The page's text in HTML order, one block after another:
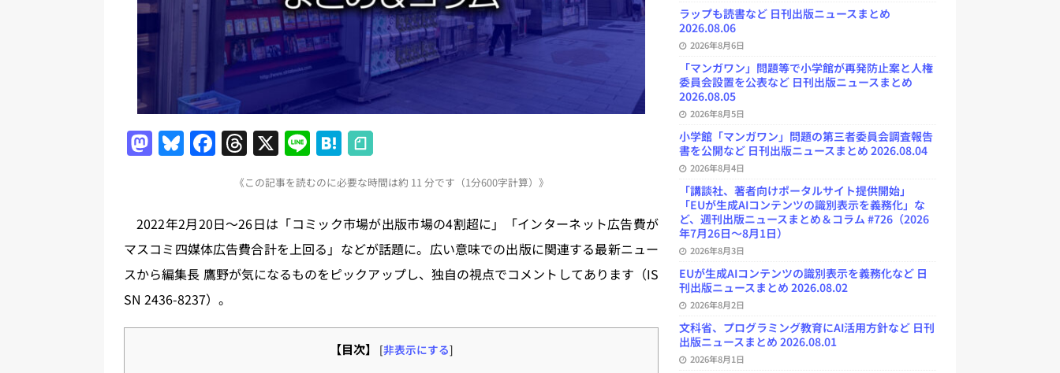
M
o
d
o
n
Bl
s
k
y
F
e
b
o
o
k
T
re
a
d
s
X Li
e
H
at
e
n
a
《この記事を読むのに必要な時間は約 11 分です（1分600字計算）》
2022年2月20日～26日は「コミック市場が出版市場の4割超に」「インターネット広告費が
マスコミ四媒体広告費合計を上回る」などが話題に。広い意味での出版に関連する最新ニュー
スから編集長 鷹野が気になるものをピックアップし、独自の視点でコメントしてあります（IS
SN 2436-8237）。
【目次】 [非表示にする]
ラップも読書など 日刊出版ニュースまとめ
2026.08.06
2026年8月6日
「マンガワン」問題等で小学館が再発防止案と人権
委員会設置を公表など 日刊出版ニュースまとめ
2026.08.05
2026年8月5日
小学館「マンガワン」問題の第三者委員会調査報告
書を公開など 日刊出版ニュースまとめ 2026.08.04
2026年8月4日
「講談社、著者向けポータルサイト提供開始」
「EUが生成AIコンテンツの識別表示を義務化」な
ど、週刊出版ニュースまとめ＆コラム #726（2026
年7月26日～8月1日）
2026年8月3日
EUが生成AIコンテンツの識別表示を義務化など 日
刊出版ニュースまとめ 2026.08.02
2026年8月2日
文科省、プログラミング教育にAI活用方針など 日刊
出版ニュースまとめ 2026.08.01
2026年8月1日